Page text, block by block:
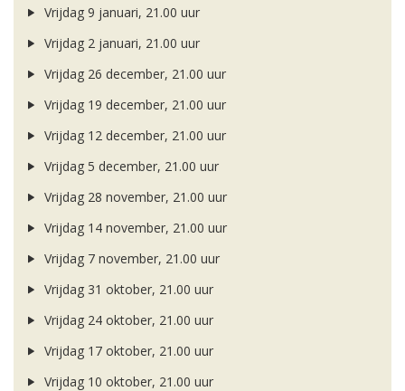
Vrijdag 9 januari, 21.00 uur
Vrijdag 2 januari, 21.00 uur
Vrijdag 26 december, 21.00 uur
Vrijdag 19 december, 21.00 uur
Vrijdag 12 december, 21.00 uur
Vrijdag 5 december, 21.00 uur
Vrijdag 28 november, 21.00 uur
Vrijdag 14 november, 21.00 uur
Vrijdag 7 november, 21.00 uur
Vrijdag 31 oktober, 21.00 uur
Vrijdag 24 oktober, 21.00 uur
Vrijdag 17 oktober, 21.00 uur
Vrijdag 10 oktober, 21.00 uur